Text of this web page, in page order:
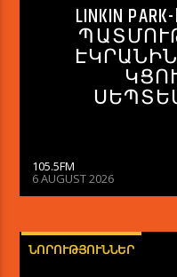
LINKIN
ԷԿՐԱՆԻՆ․
105.5FM
6 AUGUST 2026
ՆՈՐՈՒԹՅՈՒՆՆԵՐ